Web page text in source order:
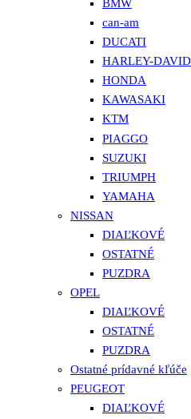
BMW
can-am
DUCATI
HARLEY-
HONDA
KAWASAKI
KTM
PIAGGO
SUZUKI
TRIUMPH
YAMAHA
NISSAN
DIAĽKOVÉ
OSTATNÉ
PUZDRA
OPEL
DIAĽKOVÉ
OSTATNÉ
PUZDRA
Ostatné prídavné kľúče
PEUGEOT
DIAĽKOVÉ